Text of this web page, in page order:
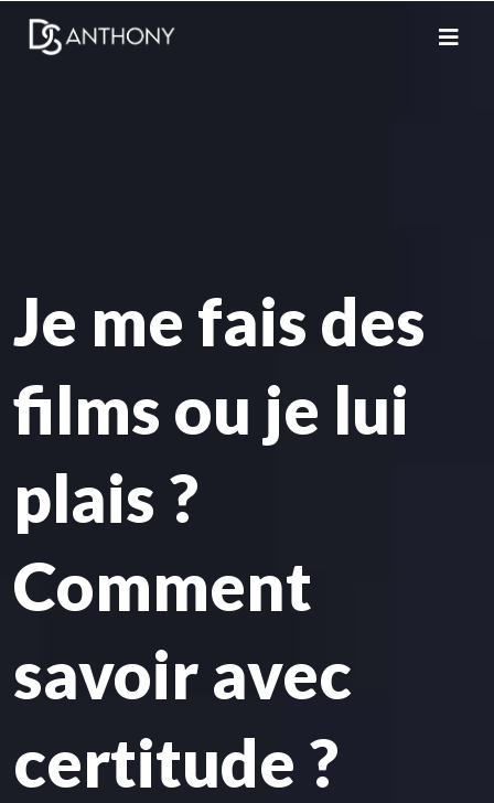
Je me fais des
films ou je lui
plais ?
Comment
savoir avec
certitude ?